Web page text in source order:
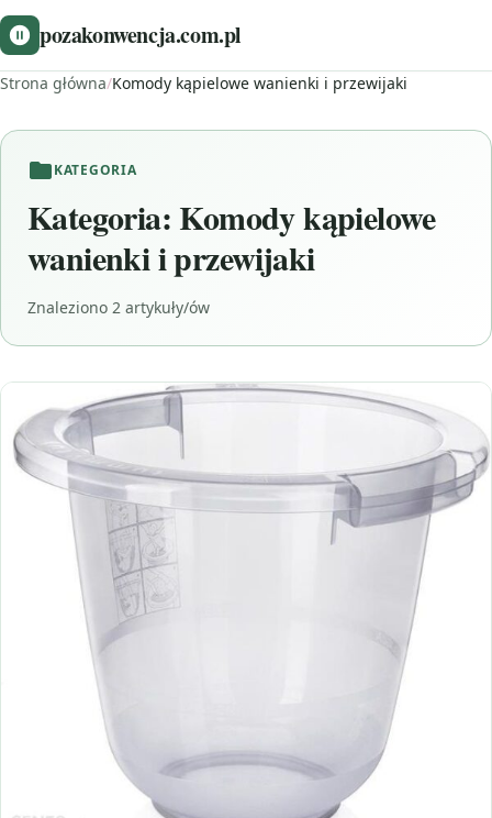
pozakonwencja.com.pl
Strona główna/Komody kąpielowe wanienki i przewijaki
KATEGORIA
Kategoria: Komody kąpielowe
wanienki i przewijaki
Znaleziono 2 artykuły/ów